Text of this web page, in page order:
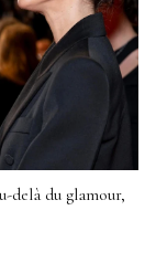
delà du glamour,